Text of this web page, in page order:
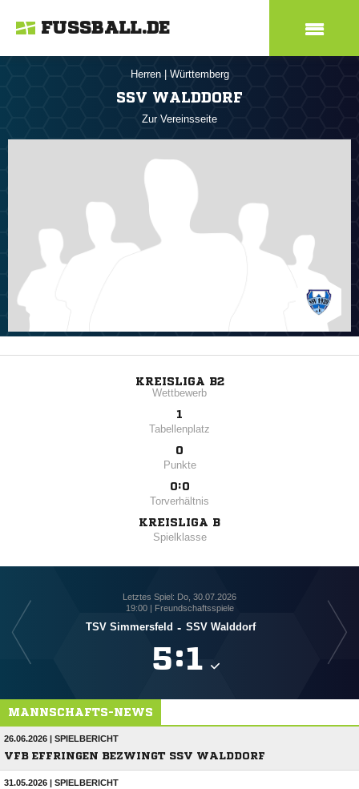
FUSSBALL.DE
Herren Württemberg
SSV WALDDORF
Zur Vereinsseite
KREISLIGA B2
Wettbewerb
1
Tabellenplatz
0
Punkte
0:0
Torverhältnis
KREISLIGA B
Spielklasse
Letztes Spiel: Do, 30.07.2026
19:00 | Freundschaftsspiele
TSV Simmersfeld - SSV Walddorf
:
MANNSCHAFTS-NEWS
26.06.2026 | SPIELBERICHT
VFB EFFRINGEN BEZWINGT SSV WALDDORF
31.05.2026 | SPIELBERICHT